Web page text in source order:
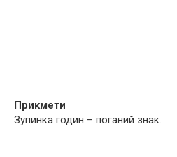
Прикмети
Зупинка годин – поганий знак.